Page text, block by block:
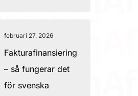
februari 27, 2026
Fakturafinansiering
– så fungerar det
för svenska